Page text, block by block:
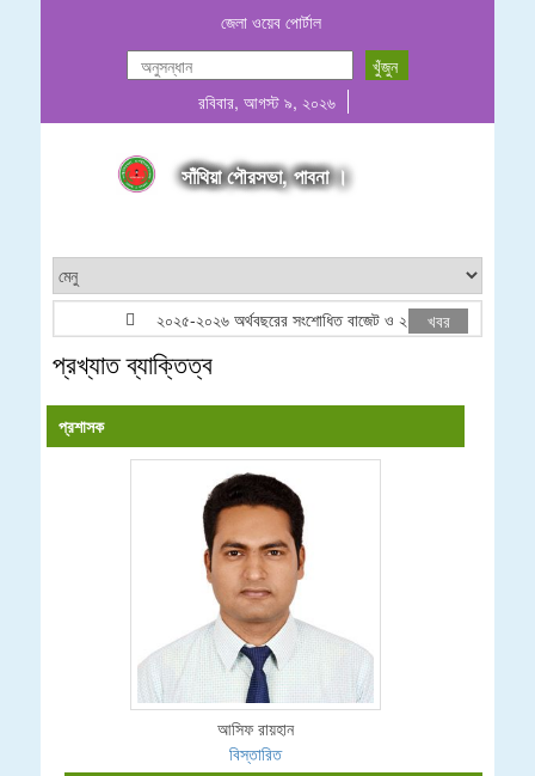
জেলা ওয়েব পোর্টাল
রবিবার, আগস্ট ৯, ২০২৬
সাঁথিয়া পৌরসভা, পাবনা ।
২০২৫-২০২৬ অর্থবছরের সংশোধিত বাজেট ও ২০২৬-২০২৭ অর্থবছরের
খবর
প্রখ্যাত ব্যাক্তিত্ব
প্রশাসক
আসিফ রায়হান
বিস্তারিত